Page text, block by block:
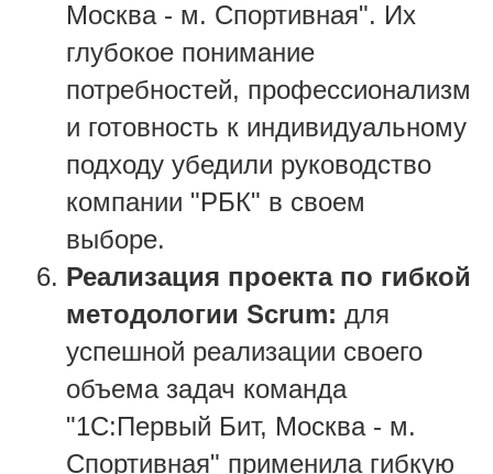
Москва - м. Спортивная". Их
глубокое понимание
потребностей, профессионализм
и готовность к индивидуальному
подходу убедили руководство
компании "РБК" в своем
выборе.
Реализация проекта по гибкой
методологии Scrum: для
успешной реализации своего
объема задач команда
"1С:Первый Бит, Москва - м.
Спортивная" применила гибкую